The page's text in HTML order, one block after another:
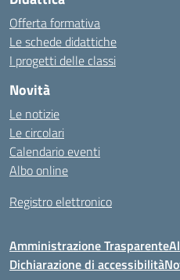
Offerta formativa
Le schede didattiche
I progetti delle classi
Novità
Le notizie
Le circolari
Calendario eventi
Albo online
Registro elettronico
Amministrazione Trasparente
Dichiarazione di accessibilità